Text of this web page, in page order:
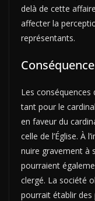
delà de cette
affecter la
représentants.
Les
tant pour le
en faveur du
celle de l’Église. À
nuire gravement à
pourraient
clergé. La société
pourrait établir des